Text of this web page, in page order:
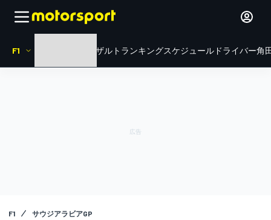
F1 リザルト ランキングスケジュール ドライバー角
F1 サウジアラビアGP